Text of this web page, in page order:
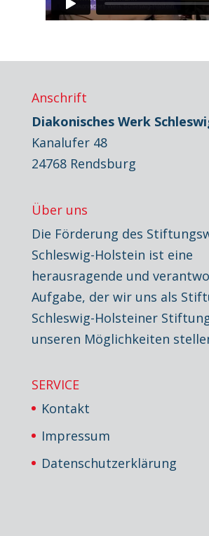
Anschrift
Diakonisches Werk
Kanalufer 48
24768 Rendsburg
Über uns
Die Förderung des
Schleswig-Holstein ist eine
herausragende und
Aufgabe, der wir uns als
Schleswig-Holsteiner
unseren Möglichkeiten
SERVICE
Kontakt
Impressum
Datenschutzerklärung